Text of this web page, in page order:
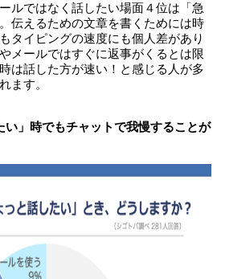
ルではなく話したい場面４位は「急
伝えるための文章を書くためには時
タイピングの速度にも個人差があり
メールではすぐに返事がくるとは限
は話した方が速い！と感じる人が多
ます。
い」時でもチャットで我慢することが